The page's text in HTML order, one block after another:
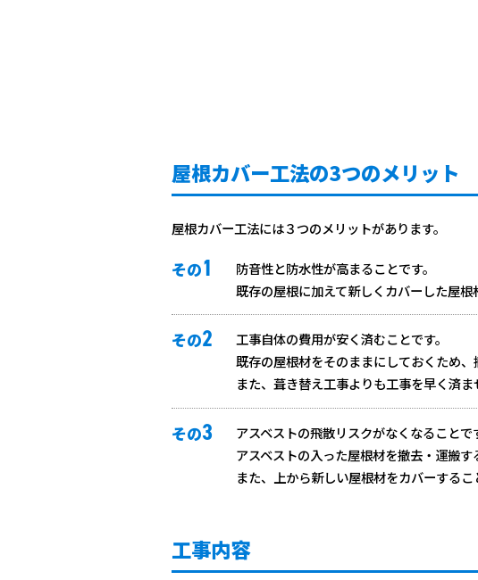
屋根カバー工法の3つのメリット
屋根カバー工法には３つのメリットがあります。
その1
防音性と防水性が高まることです。
既存の屋根に加えて新しくカバーした屋
その2
工事自体の費用が安く済むことです。
既存の屋根材をそのままにしておくため
また、葺き替え工事よりも工事を早く済ま
その3
アスベストの飛散リスクがなくなることで
アスベストの入った屋根材を撤去・運搬す
また、上から新しい屋根材をカバーするこ
工事内容